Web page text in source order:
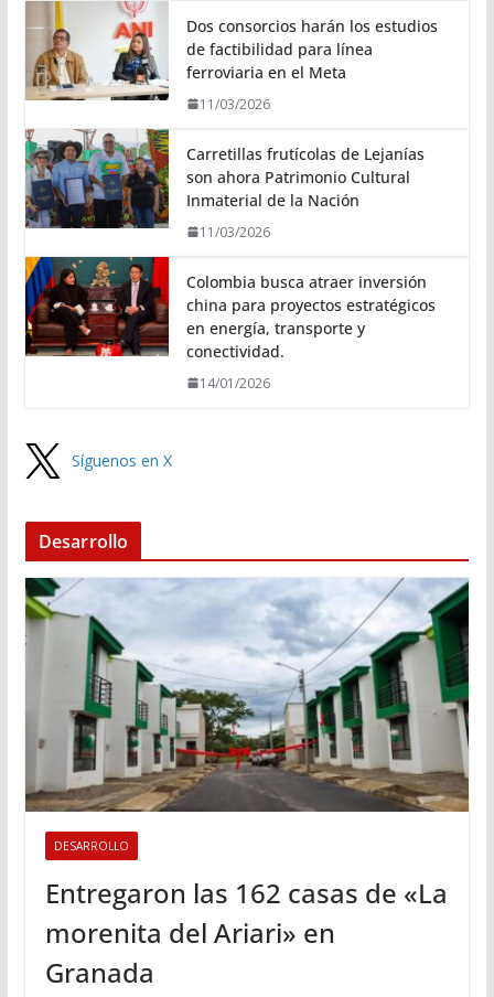
Dos consorcios harán los estudios
de factibilidad para línea
ferroviaria en el Meta
11/03/2026
Carretillas frutícolas de Lejanías
son ahora Patrimonio Cultural
Inmaterial de la Nación
11/03/2026
Colombia busca atraer inversión
china para proyectos estratégicos
en energía, transporte y
conectividad.
14/01/2026
Síguenos en X
Desarrollo
DESARROLLO
Entregaron las 162 casas de «La
morenita del Ariari» en
Granada